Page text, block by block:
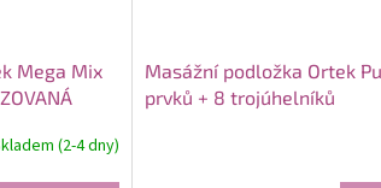
Mega Mix
(2-4 dny)
Masážní podložka Ortek
prvků + 8 trojúhelníků